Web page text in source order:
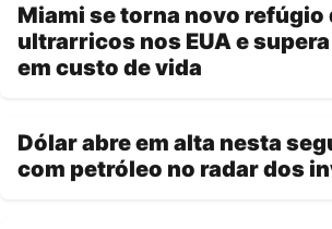
Miami se torna novo refúgio
ultrarricos nos EUA e
em custo de vida
Dólar abre em alta nesta
com petróleo no radar dos